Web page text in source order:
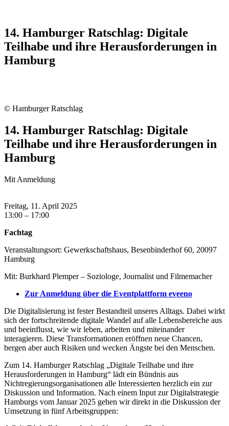
14. Hamburger Ratschlag: Digitale
Teilhabe und ihre Herausforderungen in
Hamburg
© Hamburger Ratschlag
14. Hamburger Ratschlag: Digitale
Teilhabe und ihre Herausforderungen in
Hamburg
Mit Anmeldung
Freitag, 11. April 2025
13:00 – 17:00
Fachtag
Veranstaltungsort: Gewerkschaftshaus, Besenbinderhof 60, 20097
Hamburg
Mit: Burkhard Plemper – Soziologe, Journalist und Filmemacher
Zur Anmeldung über die Eventplattform eveeno
Die Digitalisierung ist fester Bestandteil unseres Alltags. Dabei wirkt
sich der fortschreitende digitale Wandel auf alle Lebensbereiche aus
und beeinflusst, wie wir leben, arbeiten und miteinander
interagieren. Diese Transformationen eröffnen neue Chancen,
bergen aber auch Risiken und wecken Ängste bei den Menschen.
Zum 14. Hamburger Ratschlag „Digitale Teilhabe und ihre
Herausforderungen in Hamburg“ lädt ein Bündnis aus
Nichtregierungsorganisationen alle Interessierten herzlich ein zur
Diskussion und Information. Nach einem Input zur Digitalstrategie
Hamburgs vom Januar 2025 gehen wir direkt in die Diskussion der
Umsetzung in fünf Arbeitsgruppen: